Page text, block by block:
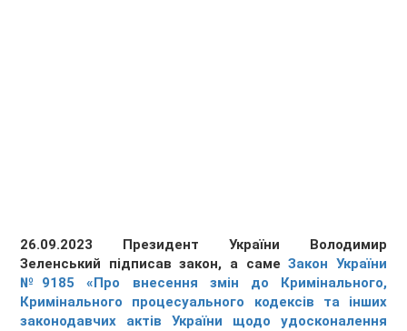
26.09.2023 Президент України Володимир
Зеленський підписав закон, а самеЗакон України
№9185 «Про внесення змін до Кримінального,
Кримінального процесуального кодексів та інших
законодавчих актів України щодо удосконалення